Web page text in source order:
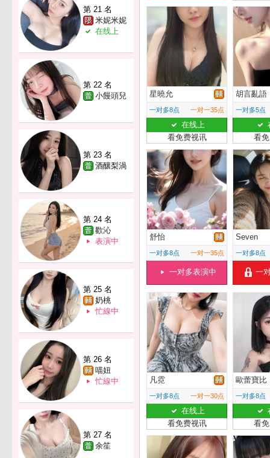
第 21 名
米妮米妮
在线上
第 22 名
小饅頭兒
第 23 名
酒釀梨渦
第 24 名
歡沁
表演中
第 25 名
奶桃
忙線中
第 26 名
喵妞
忙線中
第 27 名
余笙
星曉允
一对多8点 一对一35点
在线上
看免费视讯
胡言亂語
一对多5点
看
舒怡
一对多8点 一对一35点
一对多表演中
Seven
一对多8点
一
凡霓
一对多8点 一对一30点
在线上
看免费视讯
歐蕾寶比
一对多8点
看